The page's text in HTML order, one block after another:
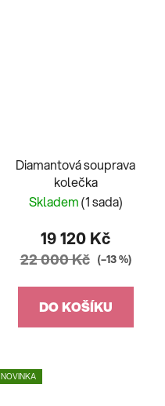
Diamantová souprava
kolečka
Skladem(1 sada)
19 120 Kč
22 000 Kč (–13 %)
DO KOŠÍKU
NOVINKA